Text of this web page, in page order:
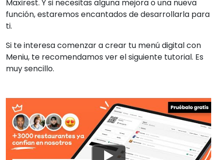
Maxirest. Y si necesitas alguna mejora o una nueva
función, estaremos encantados de desarrollarla para
ti.
Si te interesa comenzar a crear tu menú digital con
Meniu, te recomendamos ver el siguiente tutorial. Es
muy sencillo.